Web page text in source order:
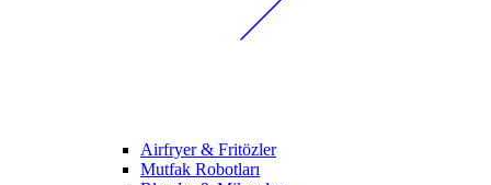
Airfryer & Fritözler
Mutfak Robotları